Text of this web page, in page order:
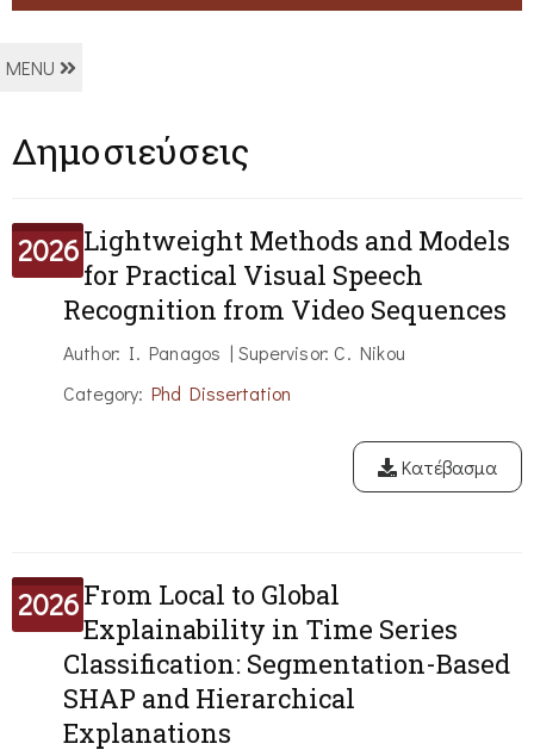
MENU
Δημοσιεύσεις
2026Lightweight Methods and Models
for Practical Visual Speech
Recognition from Video Sequences
Author: I. Panagos | Supervisor: C. Nikou
Category: Phd Dissertation
Κατέβασμα
2026From Local to Global
Explainability in Time Series
Classification: Segmentation-Based
SHAP and Hierarchical
Explanations